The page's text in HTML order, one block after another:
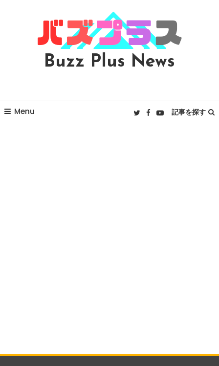
Buzz Plus News
Menu 記事を探す